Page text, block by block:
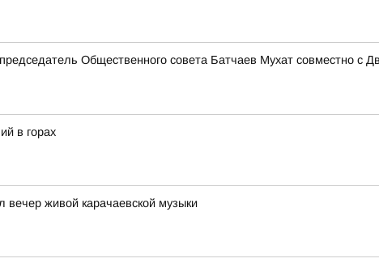
Общественного совета Батчаев Мухат совместно с
в горах
вечер живой карачаевской музыки